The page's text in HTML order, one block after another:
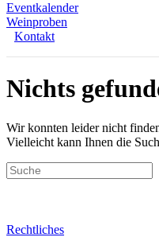
Eventkalender
Weinproben
Kontakt
Nichts
Wir konnten leider nicht
Vielleicht kann Ihnen die
Rechtliches